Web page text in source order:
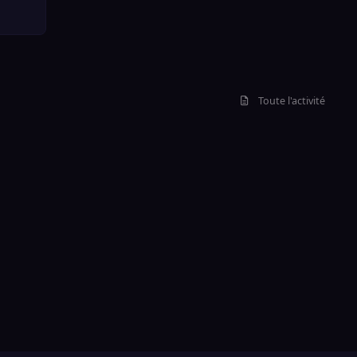
Toute l'activité